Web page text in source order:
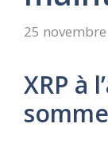
25
XRP à